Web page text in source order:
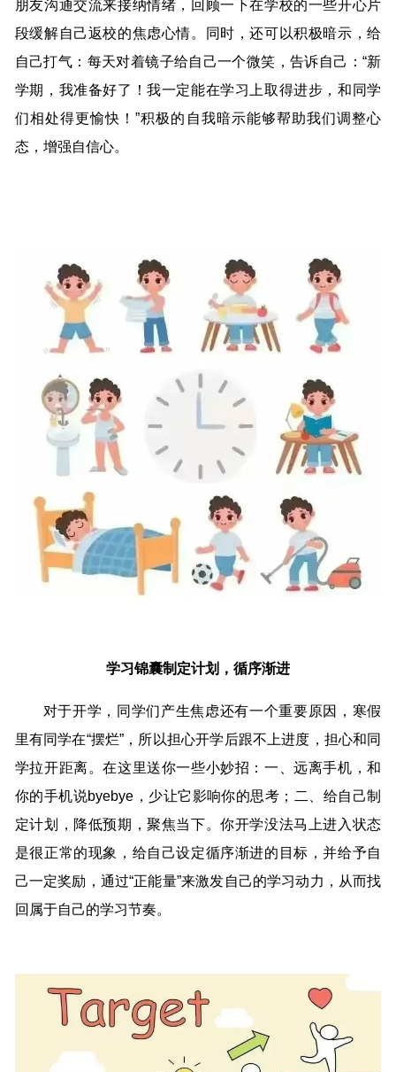
朋友沟通交流来接纳情绪，回顾一下在学校的一些开心片
段缓解自己返校的焦虑心情。同时，还可以积极暗示，给
自己打气：每天对着镜子给自己一个微笑，告诉自己：“新
学期，我准备好了！我一定能在学习上取得进步，和同学
们相处得更愉快！”积极的自我暗示能够帮助我们调整心
态，增强自信心。
学习锦囊制定计划，循序渐进
对于开学，同学们产生焦虑还有一个重要原因，寒假
里有同学在“摆烂”，所以担心开学后跟不上进度，担心和同
学拉开距离。在这里送你一些小妙招：一、远离手机，和
你的手机说byebye，少让它影响你的思考；二、给自己制
定计划，降低预期，聚焦当下。你开学没法马上进入状态
是很正常的现象，给自己设定循序渐进的目标，并给予自
己一定奖励，通过“正能量”来激发自己的学习动力，从而找
回属于自己的学习节奏。